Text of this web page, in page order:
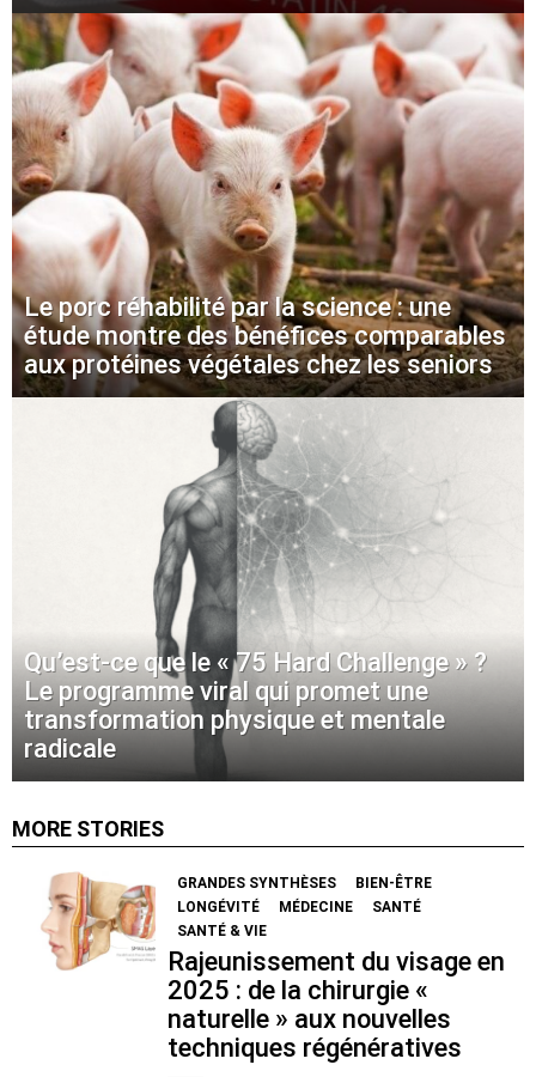
Le porc réhabilité par la science : une
étude montre des bénéfices comparables
aux protéines végétales chez les seniors
Qu’est-ce que le « 75 Hard Challenge » ?
Le programme viral qui promet une
transformation physique et mentale
radicale
MORE STORIES
GRANDES SYNTHÈSES
BIEN-ÊTRE
LONGÉVITÉ
MÉDECINE
SANTÉ
SANTÉ & VIE
Rajeunissement du visage en
2025 : de la chirurgie «
naturelle » aux nouvelles
techniques régénératives